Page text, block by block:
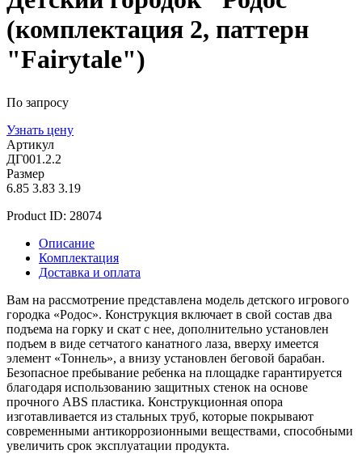
(комплектация 2, паттерн
"Fairytale")
По запросу
Узнать цену
Артикул
ДГ001.2.2
Размер
6.85 3.83 3.19
Product ID: 28074
Описание
Комплектация
Доставка и оплата
Вам на рассмотрение представлена модель детского игрового
городка «Родос». Конструкция включает в свой состав два
подъема на горку и скат с нее, дополнительно установлен
подъем в виде сетчатого канатного лаза, вверху имеется
элемент «Тоннель», а внизу установлен беговой барабан.
Безопасное пребывание ребенка на площадке гарантируется
благодаря использованию защитных стенок на основе
прочного ABS пластика. Конструкционная опора
изготавливается из стальных труб, которые покрывают
современными антикоррозионными веществами, способными
увеличить срок эксплуатации продукта.